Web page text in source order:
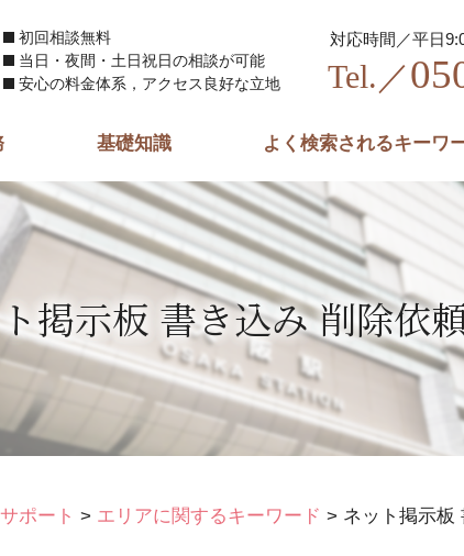
掲示板 書き込み 削除依
初回相談無料
当日・夜間・土日祝日の相談が可能
安心の料金体系，アクセス良好な立地
対応時間／平日
Tel.／
基礎知識 よく検索されるキーワ
ポート > エリアに関するキーワード > ネット掲示板